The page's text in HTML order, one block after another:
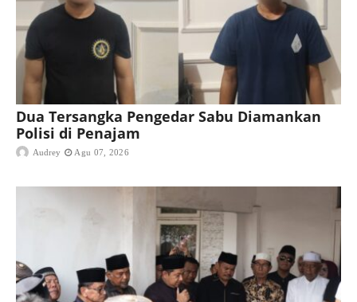
Dua Tersangka Pengedar Sabu Diamankan
Polisi di Penajam
Audrey Agu 07, 2026